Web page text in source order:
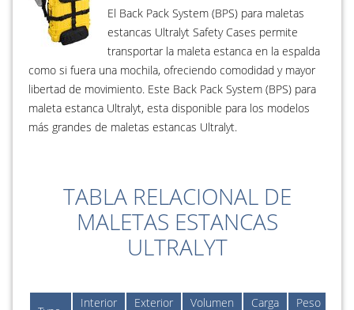
El Back Pack System (BPS) para maletas
estancas Ultralyt Safety Cases permite
transportar la maleta estanca en la espalda
como si fuera una mochila, ofreciendo comodidad y mayor
libertad de movimiento. Este Back Pack System (BPS) para
maleta estanca Ultralyt, esta disponible para los modelos
más grandes de maletas estancas Ultralyt.
TABLA RELACIONAL DE
MALETAS ESTANCAS
ULTRALYT
Interior Exterior Volumen Carga Peso